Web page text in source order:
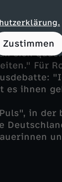
Zustimmen
Mitri
in Madrid,
sich
Für
es ihnen
in